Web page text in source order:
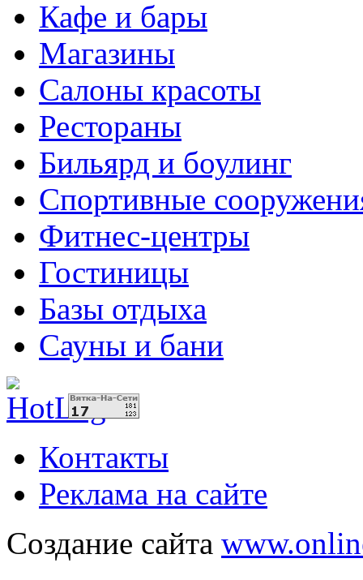
Кафе и бары
Магазины
Салоны красоты
Рестораны
Бильярд и боулинг
Спортивные
Фитнес-центры
Гостиницы
Базы отдыха
Сауны и бани
Контакты
Реклама на сайте
Создание сайта